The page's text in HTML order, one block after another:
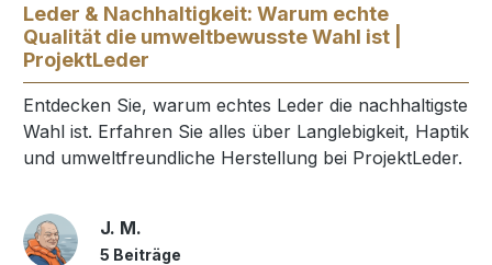
Leder & Nachhaltigkeit: Warum echte
Qualität die umweltbewusste Wahl ist |
ProjektLeder
Entdecken Sie, warum echtes Leder die nachhaltigste
Wahl ist. Erfahren Sie alles über Langlebigkeit, Haptik
und umweltfreundliche Herstellung bei ProjektLeder.
J. M.
5 Beiträge